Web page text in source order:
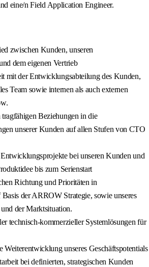
eine/n Field Application Engineer.
zwischen Kunden, unseren
dem eigenen Vertrieb
mit der Entwicklungsabteilung des Kunden,
Team sowie internen als auch externen
Beziehungen in die
unserer Kunden auf allen Stufen von CTO
bei unseren Kunden und
bis zum Serienstart
Richtung und Prioritäten in
der ARROW Strategie, sowie unseres
der Marktsituation.
technisch-kommerzieller Systemlösungen für
Weiterentwicklung unseres Geschäftspotentials
bei definierten, strategischen Kunden